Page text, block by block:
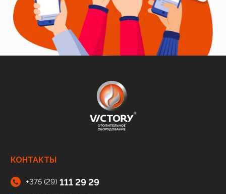
КОНТАКТЫ
+375 (29) 111 29 29